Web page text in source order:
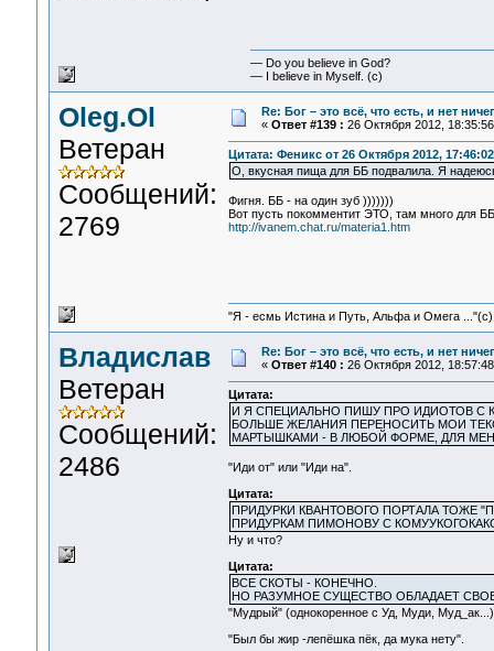
— Do you believe in God?
— I believe in Myself. (c)
Oleg.Ol
Ветеран
Сообщений:
2769
Re: Бог – это всё, что есть, и нет
« Ответ #139 : 26 Октября 2012,
Цитата: Феникс от 26 Октября 2012, 17:46:02
О, вкусная пища для ББ подвалила. Я
Фигня. ББ - на один зуб )))))))
Вот пусть покомментит ЭТО, там много для
http://ivanem.chat.ru/materia1.htm
"Я - есмь Истина и Путь, Альфа и Омега ..."(с)
Владислав
Ветеран
Сообщений:
2486
Re: Бог – это всё, что есть, и нет
« Ответ #140 : 26 Октября 2012,
Цитата:
И Я СПЕЦИАЛЬНО ПИШУ ПРО ИДИОТОВ С
БОЛЬШЕ ЖЕЛАНИЯ ПЕРЕНОСИТЬ МОИ
МАРТЫШКАМИ - В ЛЮБОЙ ФОРМЕ, ДЛЯ
"Иди от" или "Иди на".
Цитата:
ПРИДУРКИ КВАНТОВОГО ПОРТАЛА ТОЖЕ
ПРИДУРКАМ ПИМОНОВУ С
Ну и что?
Цитата:
ВСЕ СКОТЫ - КОНЕЧНО.
НО РАЗУМНОЕ СУЩЕСТВО ОБЛАДАЕТ
"Мудрый" (однокоренное с Уд, Муди,
"Был бы жир -лепёшка пёк, да мука нету".